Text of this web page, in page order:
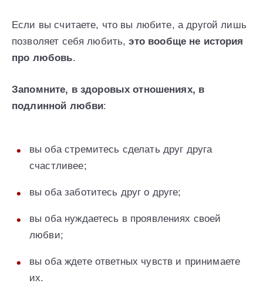
Если вы считаете, что вы любите, а другой лишь
позволяет себя любить,это вообще не история
про любовь.
Запомните, в здоровых отношениях, в
подлинной любви:
вы оба стремитесь сделать друг друга
счастливее;
вы оба заботитесь друг о друге;
вы оба нуждаетесь в проявлениях своей
любви;
вы оба ждете ответных чувств и принимаете
их.